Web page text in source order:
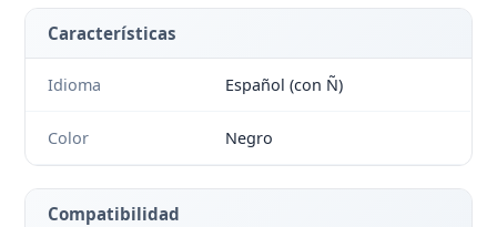
Características
Idioma Español (con Ñ)
Color Negro
Compatibilidad